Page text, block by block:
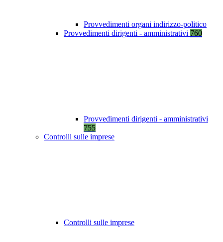
Provvedimenti organi indirizzo-politico
Provvedimenti dirigenti - amministrativi 760
Provvedimenti dirigenti - amministrativi
755
Controlli sulle imprese
Controlli sulle imprese